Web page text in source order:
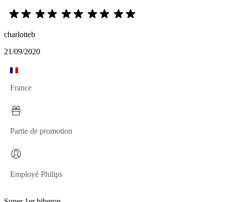
charlotteb
21/09/2020
France
Partie de promotion
Employé Philips